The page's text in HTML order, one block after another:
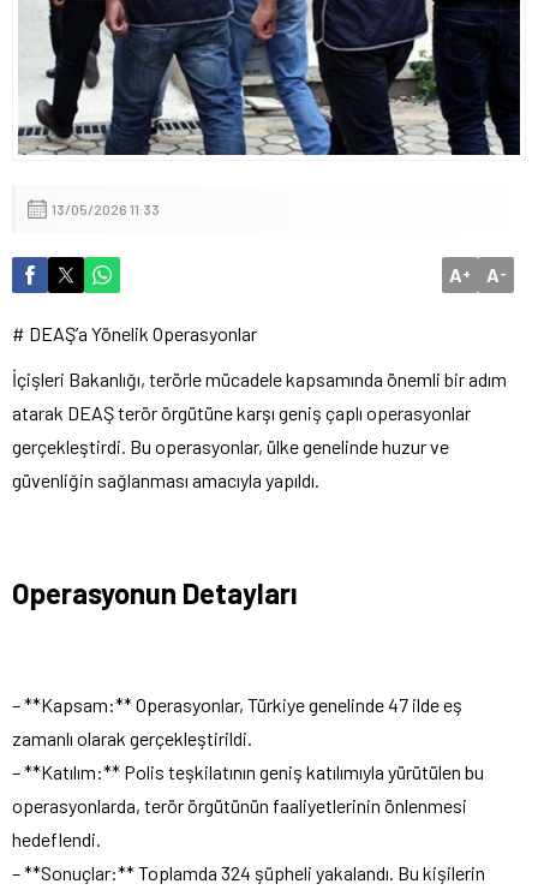
MHP Lideri Bahçeli Nikah Şahidi Oldu
13/05/2026 11:33
A+ A-
# DEAŞ’a Yönelik Operasyonlar
İçişleri Bakanlığı, terörle mücadele kapsamında önemli bir adım
atarak DEAŞ terör örgütüne karşı geniş çaplı operasyonlar
gerçekleştirdi. Bu operasyonlar, ülke genelinde huzur ve
güvenliğin sağlanması amacıyla yapıldı.
Operasyonun Detayları
– **Kapsam:** Operasyonlar, Türkiye genelinde 47 ilde eş
zamanlı olarak gerçekleştirildi.
– **Katılım:** Polis teşkilatının geniş katılımıyla yürütülen bu
operasyonlarda, terör örgütünün faaliyetlerinin önlenmesi
hedeflendi.
– **Sonuçlar:** Toplamda 324 şüpheli yakalandı. Bu kişilerin